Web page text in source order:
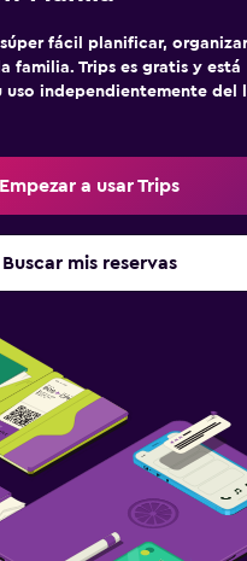
súper fácil planificar,
familia. Trips es gratis y está
uso independientemente del
Empezar a usar Trips
Buscar mis reservas